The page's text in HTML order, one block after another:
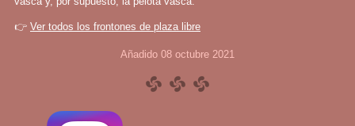
👉 Ver todos los frontones de plaza libre
Añadido 08 octubre 2021